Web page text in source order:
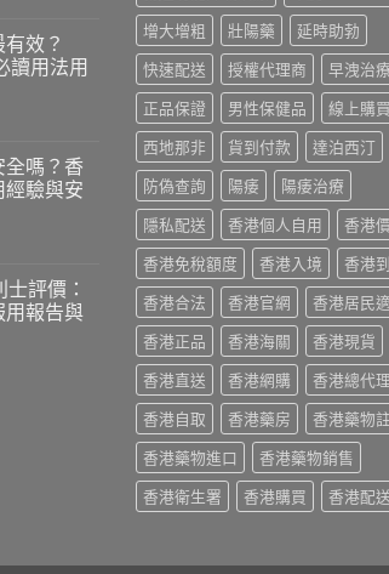
效？
讀用法用
嗎？香
經驗與安
評價：
用報告與
增大增粗
壯陽藥
延時助勃
快速配送
授權代理商
早洩治療
正品保證
男性保健品
線上購買
西地那非
貨到付款
達泊西汀
防偽查詢
陽痿
陽痿治療
隱私配送
香港個人自用
香港
香港免稅額度
香港入境
香港
香港合法
香港官網
香港居民
香港正品
香港海關
香港現貨
香港直送
香港網購
香港總代理
香港自取
香港藥房
香港藥物
香港藥物進口
香港藥物銷售
香港衛生署
香港購買 香港配送